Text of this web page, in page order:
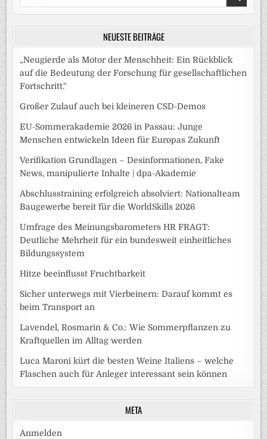
for:
NEUESTE BEITRÄGE
„Neugierde als Motor der Menschheit: Ein Rückblick
auf die Bedeutung der Forschung für gesellschaftlichen
Fortschritt.“
Großer Zulauf auch bei kleineren CSD-Demos
EU-Sommerakademie 2026 in Passau: Junge
Menschen entwickeln Ideen für Europas Zukunft
Verifikation Grundlagen – Desinformationen, Fake
News, manipulierte Inhalte | dpa-Akademie
Abschlusstraining erfolgreich absolviert: Nationalteam
Baugewerbe bereit für die WorldSkills 2026
Umfrage des Meinungsbarometers HR FRAGT:
Deutliche Mehrheit für ein bundesweit einheitliches
Bildungssystem
Hitze beeinflusst Fruchtbarkeit
Sicher unterwegs mit Vierbeinern: Darauf kommt es
beim Transport an
Lavendel, Rosmarin & Co.: Wie Sommerpflanzen zu
Kraftquellen im Alltag werden
Luca Maroni kürt die besten Weine Italiens – welche
Flaschen auch für Anleger interessant sein können
META
Anmelden